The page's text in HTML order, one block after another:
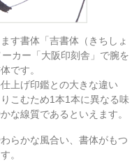
す書体「吉書体（きちしょ
カー「大阪印刻舎」で腕を
です。
上げ印鑑との大きな違い
こむため1本1本に異なる味
な線質であるといえます。
らかな風合い、書体がもつ
。